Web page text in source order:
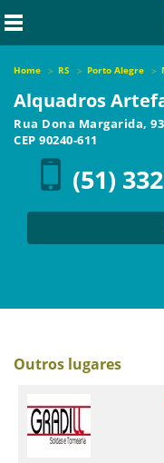
Home RS Porto Alegre
Alquadros
Rua Dona Margarida,
CEP 90240-611
(51)
Outros lugares